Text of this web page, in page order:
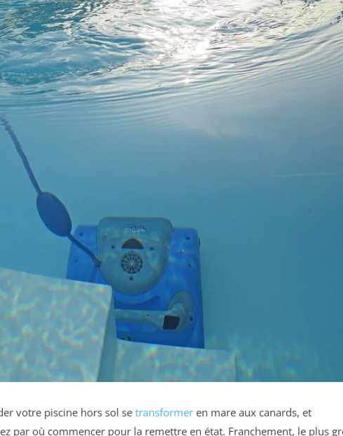
votre piscine hors sol se transformer en mare aux canards, et
par où commencer pour la remettre en état. Franchement, le plus